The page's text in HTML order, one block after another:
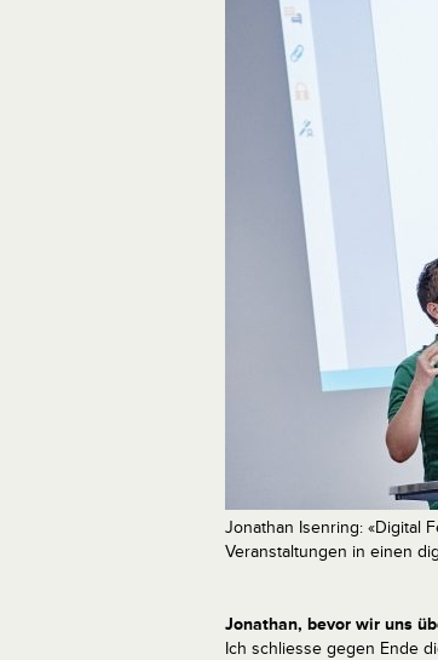
Jonathan Isenring: «Digital
Veranstaltungen in einen
Jonathan, bevor wir uns
Ich schliesse gegen Ende